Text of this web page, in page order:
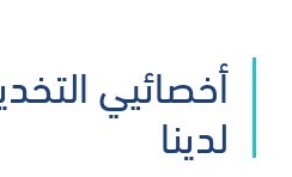
أخصائيي
لدينا